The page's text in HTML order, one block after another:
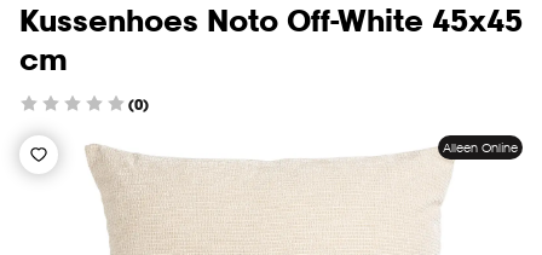
Kussenhoes Noto Off-White 45x45
cm
(0)
Alleen Online